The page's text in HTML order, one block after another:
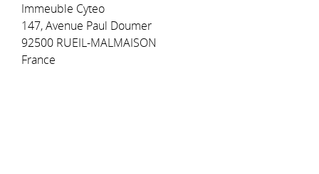
Immeuble Cyteo
147, Avenue Paul Doumer
92500 RUEIL-MALMAISON
France